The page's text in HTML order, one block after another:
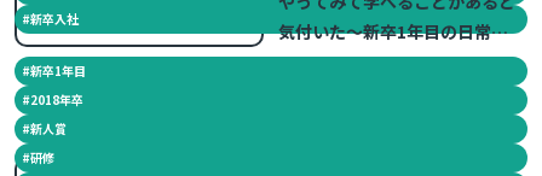
#新卒入社
気付いた～新卒1年目の日常
2018～
#新卒1年目
#2018年卒
#新人賞
#研修